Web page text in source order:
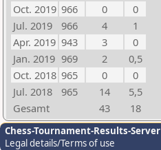
Oct. 2019 966 0
0
Jul. 2019
966 4
1
Apr. 2019 943 3
0
Jan. 2019 969 2
0,5
Oct. 2018 965 0
0
Jul. 2018
965 14
5,5
Gesamt
43 18
Chess-Tournament-Results-Server
Legal details/Terms of use